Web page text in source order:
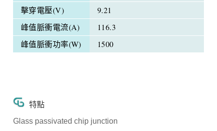
擊穿電壓(V)
9.21
峰值脈衝電流(A)
116.3
峰值脈衝功率(W)
1500
特點
Glass passivated chip junction